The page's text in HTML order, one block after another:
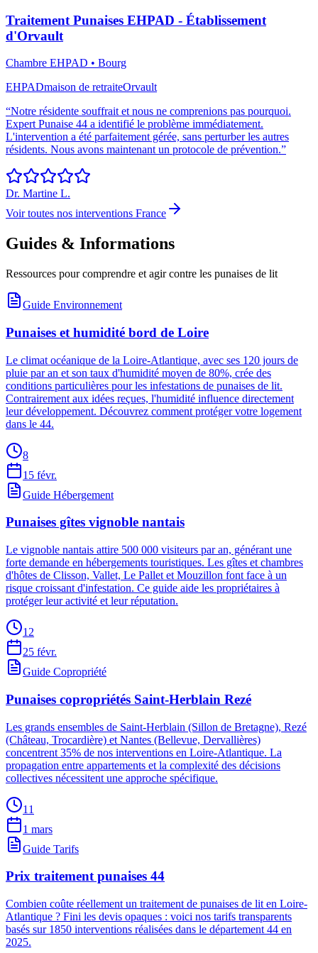
Traitement Punaises EHPAD - Établissement
d'Orvault
Chambre EHPAD • Bourg
EHPADmaison de retraiteOrvault
“Notre résidente souffrait et nous ne comprenions pas pourquoi.
Expert Punaise 44 a identifié le problème immédiatement.
L'intervention a été parfaitement gérée, sans perturber les autres
résidents. Nous avons maintenant un protocole de prévention.”
Dr. Martine L.
Voir toutes nos interventions France
Guides & Informations
Ressources pour comprendre et agir contre les punaises de lit
Guide Environnement
Punaises et humidité bord de Loire
Le climat océanique de la Loire-Atlantique, avec ses 120 jours de
pluie par an et son taux d'humidité moyen de 80%, crée des
conditions particulières pour les infestations de punaises de lit.
Contrairement aux idées reçues, l'humidité influence directement
leur développement. Découvrez comment protéger votre logement
dans le 44.
8
15 févr.
Guide Hébergement
Punaises gîtes vignoble nantais
Le vignoble nantais attire 500 000 visiteurs par an, générant une
forte demande en hébergements touristiques. Les gîtes et chambres
d'hôtes de Clisson, Vallet, Le Pallet et Mouzillon font face à un
risque croissant d'infestation. Ce guide aide les propriétaires à
protéger leur activité et leur réputation.
12
25 févr.
Guide Copropriété
Punaises copropriétés Saint-Herblain Rezé
Les grands ensembles de Saint-Herblain (Sillon de Bretagne), Rezé
(Château, Trocardière) et Nantes (Bellevue, Dervallières)
concentrent 35% de nos interventions en Loire-Atlantique. La
propagation entre appartements et la complexité des décisions
collectives nécessitent une approche spécifique.
11
1 mars
Guide Tarifs
Prix traitement punaises 44
Combien coûte réellement un traitement de punaises de lit en Loire-
Atlantique ? Fini les devis opaques : voici nos tarifs transparents
basés sur 1850 interventions réalisées dans le département 44 en
2025.